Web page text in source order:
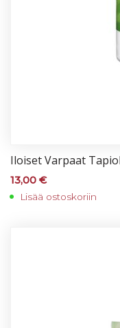
Iloi­set Var­paat
13,00 €
Lisää ostoskoriin